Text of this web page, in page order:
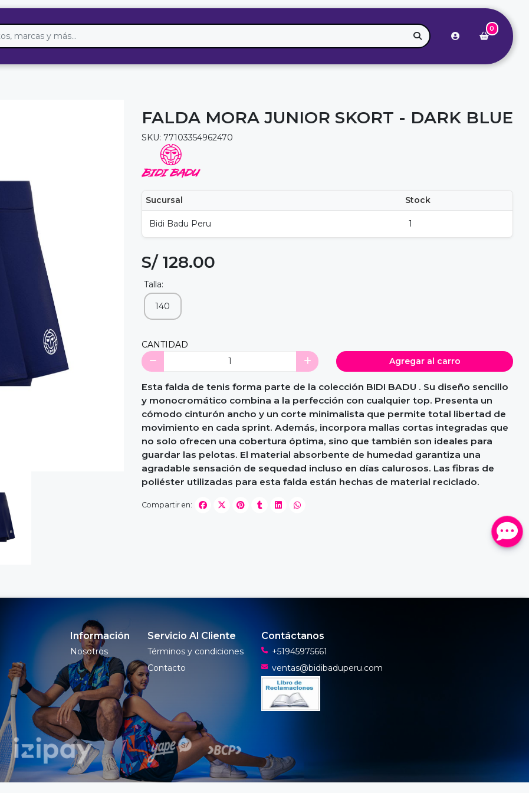
0
FALDA MORA JUNIOR SKORT - DARK BLUE
SKU: 77103354962470
Sucursal Stock
Bidi Badu Peru 1
S/ 128.00
Talla:
140
CANTIDAD
Agregar al carro
Esta falda de tenis forma parte de la colección BIDI BADU . Su diseño sencillo
y monocromático combina a la perfección con cualquier top. Presenta un
cómodo cinturón ancho y un corte minimalista que permite total libertad de
movimiento en cada sprint. Además, incorpora mallas cortas integradas que
no solo ofrecen una cobertura óptima, sino que también son ideales para
guardar las pelotas. El material absorbente de humedad garantiza una
agradable sensación de sequedad incluso en días calurosos. Las fibras de
poliéster utilizadas para esta falda están hechas de material reciclado.
Compartir en:
Información
Nosotros
Servicio Al Cliente
Términos y condiciones
Contacto
Contáctanos
+51945975661
ventas@bidibaduperu.com